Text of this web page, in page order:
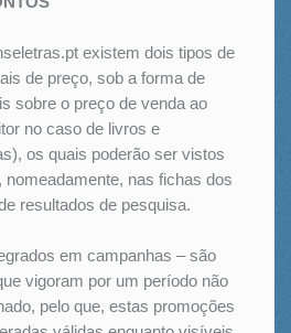
existem dois tipos de
de preço, sob a forma de
sobre o preço de venda ao
no caso de livros e
os quais poderão ser vistos
nas fichas dos
resultados de pesquisa.
em campanhas – são
vigoram por um período não
pelo que, estas promoções